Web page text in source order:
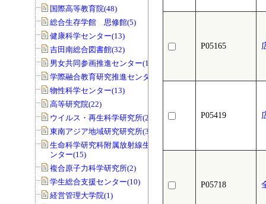
国際高等教育院(48)
総合生存学館 思修館(5)
健康科学センター(13)
吉田南総合図書館(32)
男女共同参画推進センター(141)
学際融合教育研究推進センター(11)
物性科学センター(13)
高等研究院(22)
ウイルス・再生科学研究所(29)
東南アジア地域研究研究所(3)
生命科学研究科附属放射線生物研究セ
ンター(15)
複合原子力科学研究所(2)
学生総合支援センター(10)
経営管理大学院(1)
P05165
P05419
P05718